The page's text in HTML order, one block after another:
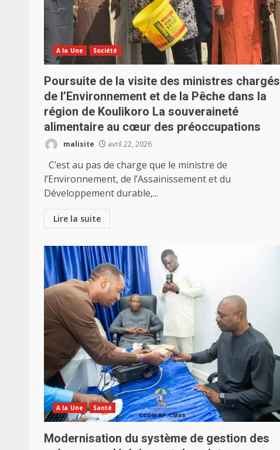
A la Une Société
Poursuite de la visite des ministres chargés
de l’Environnement et de la Pêche dans la
région de Koulikoro La souveraineté
alimentaire au cœur des préoccupations
malisite avril 22, 2026
C’est au pas de charge que le ministre de
l’Environnement, de l’Assainissement et du
Développement durable,...
Lire la suite
A la Une Santé
Modernisation du système de gestion des